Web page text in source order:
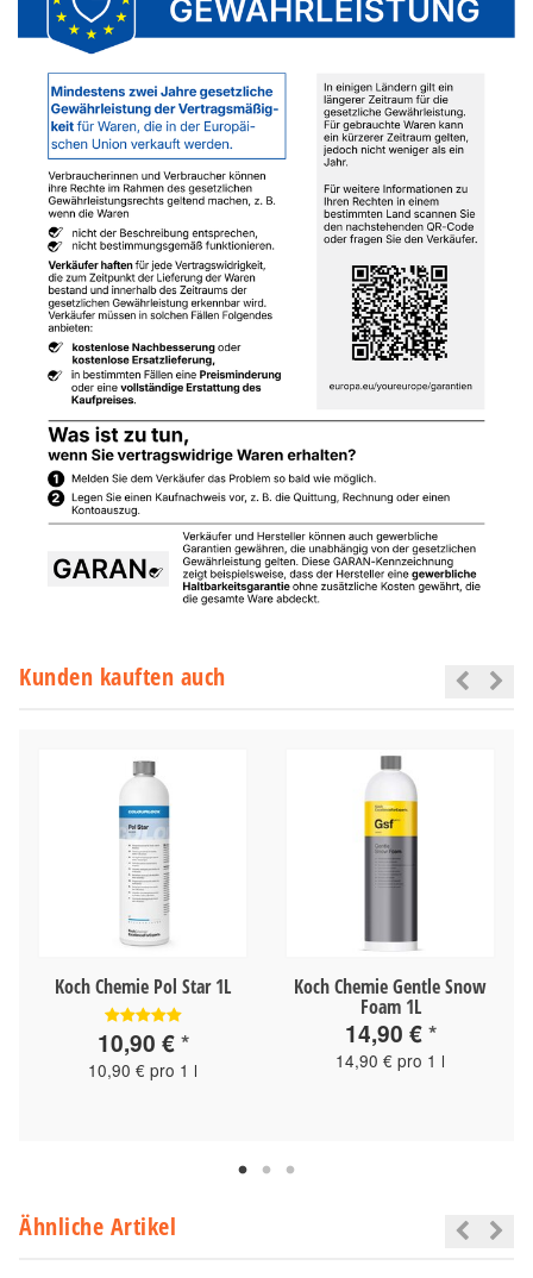
Kunden kauften auch
Koch Chemie Pol Star 1L
10,90 €*
10,90 € pro 1 l
Koch Chemie Gentle Snow
Foam 1L
14,90 €*
14,90 € pro 1 l
Ähnliche Artikel